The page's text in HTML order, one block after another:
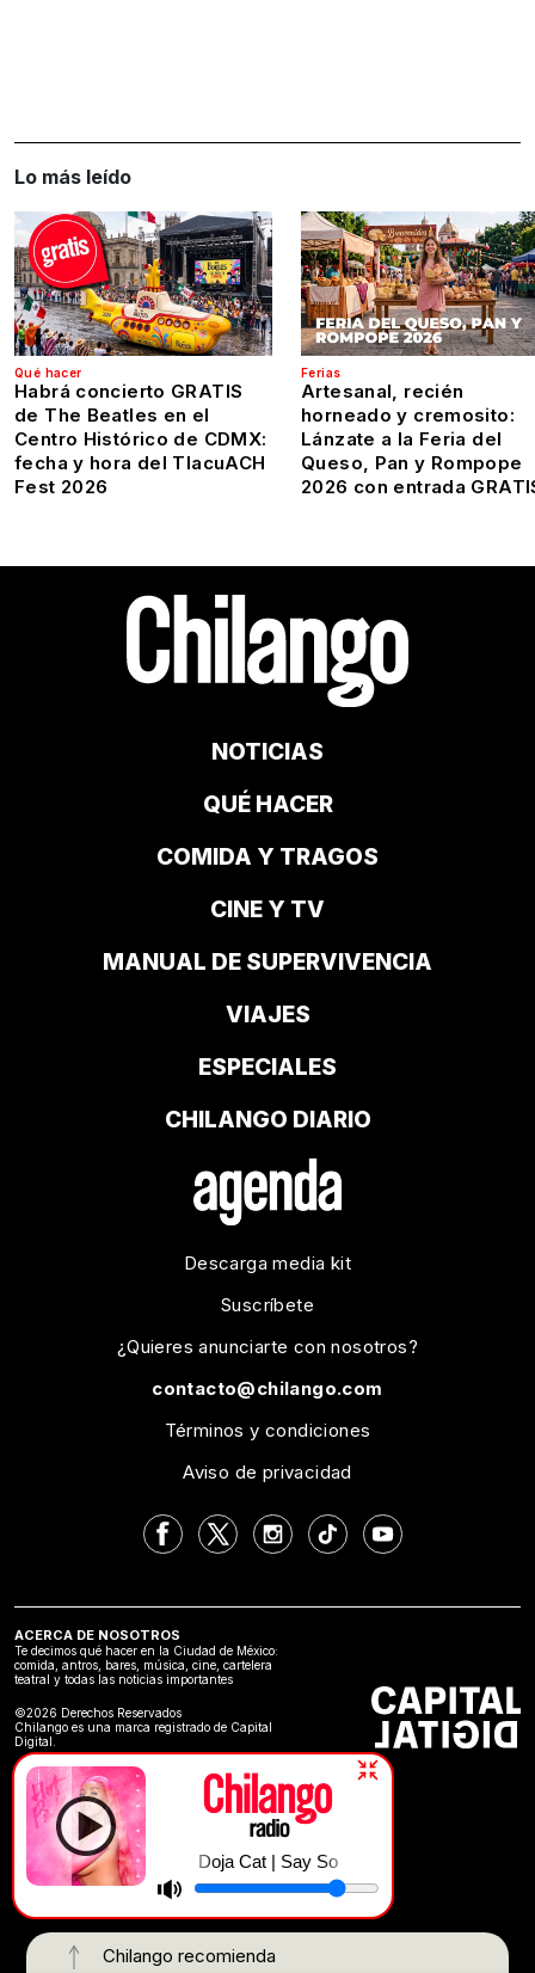
Doja Cat | Say So
Chilango recomienda
Lo más leído
Qué hacer
Habrá concierto GRATIS
de The Beatles en el
Centro Histórico de CDMX:
fecha y hora del TlacuACH
Fest 2026
Ferias
Artesanal, recién
horneado y cremosito:
Lánzate a la Feria del
Queso, Pan y Rompope
2026 con entrada
NOTICIAS
QUÉ HACER
COMIDA Y TRAGOS
CINE Y TV
MANUAL DE SUPERVIVENCIA
VIAJES
ESPECIALES
CHILANGO DIARIO
Descarga media kit
Suscríbete
¿Quieres anunciarte con nosotros?
contacto@chilango.com
Términos y condiciones
Aviso de privacidad
ACERCA DE NOSOTROS
Te decimos qué hacer en la Ciudad de México:
comida, antros, bares, música, cine, cartelera
teatral y todas las noticias importantes
©2026 Derechos Reservados
Chilango es una marca registrado de Capital
Digital.